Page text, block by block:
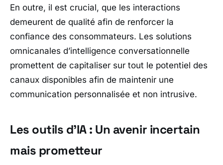
En outre, il est crucial, que les interactions
demeurent de qualité afin de renforcer la
confiance des consommateurs. Les solutions
omnicanales d’intelligence conversationnelle
promettent de capitaliser sur tout le potentiel des
canaux disponibles afin de maintenir une
communication personnalisée et non intrusive.
Les outils d’IA : Un avenir incertain
mais prometteur